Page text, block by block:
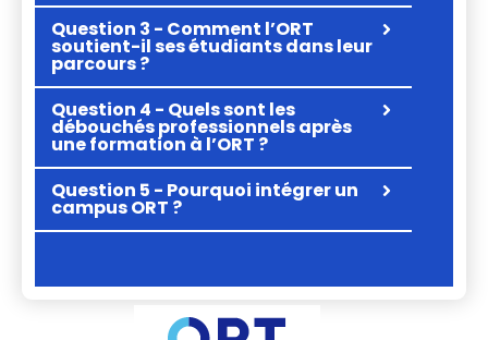
Question 3 - Comment l’ORT
soutient-il ses étudiants dans leur
parcours ?
Question 4 - Quels sont les
débouchés professionnels après
une formation à l’ORT ?
Question 5 - Pourquoi intégrer un
campus ORT ?